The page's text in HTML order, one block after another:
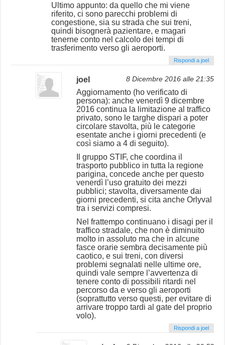
Ultimo appunto: da quello che mi viene
riferito, ci sono parecchi problemi di
congestione, sia su strada che sui treni,
quindi bisognerà pazientare, e magari
tenerne conto nel calcolo dei tempi di
trasferimento verso gli aeroporti.
Rispondi a joel
joel 8 Dicembre 2016 alle 21:35
Aggiornamento (ho verificato di
persona): anche venerdì 9 dicembre
2016 continua la limitazione al traffico
privato, sono le targhe dispari a poter
circolare stavolta, più le categorie
esentate anche i giorni precedenti (e
così siamo a 4 di seguito).
Il gruppo STIF, che coordina il
trasporto pubblico in tutta la regione
parigina, concede anche per questo
venerdì l’uso gratuito dei mezzi
pubblici; stavolta, diversamente dai
giorni precedenti, si cita anche Orlyval
tra i servizi compresi.
Nel frattempo continuano i disagi per il
traffico stradale, che non è diminuito
molto in assoluto ma che in alcune
fasce orarie sembra decisamente più
caotico, e sui treni, con diversi
problemi segnalati nelle ultime ore,
quindi vale sempre l’avvertenza di
tenere conto di possibili ritardi nel
percorso da e verso gli aeroporti
(soprattutto verso questi, per evitare di
arrivare troppo tardi al gate del proprio
volo).
Rispondi a joel